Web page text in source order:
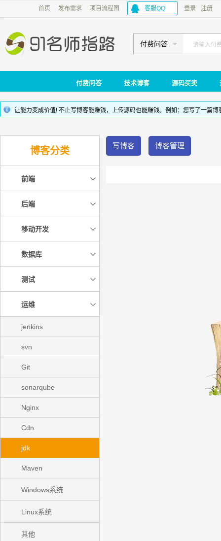
首页 发布需求 项目流程图 客服QQ 登录 注册
付费问答
付费问答 技术博客 源码买卖
让能力变成价值! 不止写博客能赚钱，上传源码也能赚钱。例如：您写了一篇
博客分类
前端
后端
移动开发
数据库
测试
运维
jenkins
svn
Git
sonarqube
Nginx
Cdn
jdk
Maven
Windows系统
Linux系统
其他
写博客 博客管理